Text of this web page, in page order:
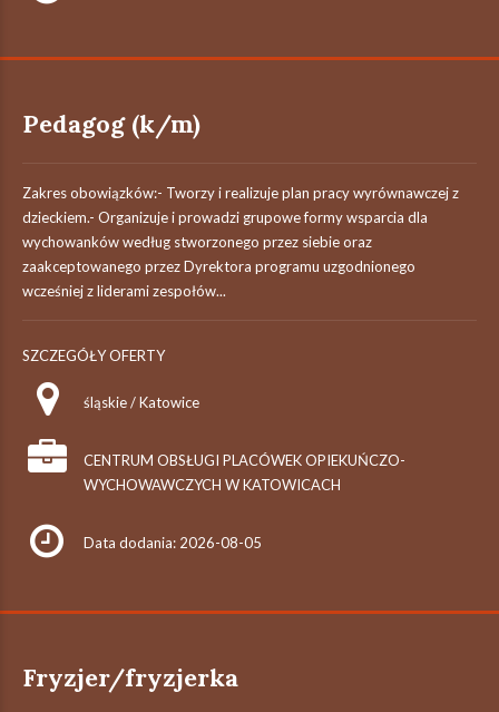
Pedagog (k/m)
Zakres obowiązków:- Tworzy i realizuje plan pracy wyrównawczej z
dzieckiem.- Organizuje i prowadzi grupowe formy wsparcia dla
wychowanków według stworzonego przez siebie oraz
zaakceptowanego przez Dyrektora programu uzgodnionego
wcześniej z liderami zespołów...
SZCZEGÓŁY OFERTY
śląskie / Katowice
CENTRUM OBSŁUGI PLACÓWEK OPIEKUŃCZO-
WYCHOWAWCZYCH W KATOWICACH
Data dodania: 2026-08-05
Fryzjer/fryzjerka